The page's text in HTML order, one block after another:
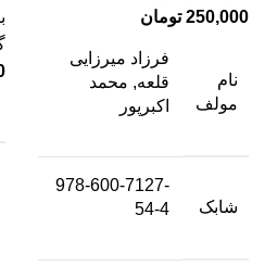
250,000 تومان
نام
مولف
فرزاد میرزایی
قلعه, محمد
اکبرپور
شابک
978-600-7127-
54-4